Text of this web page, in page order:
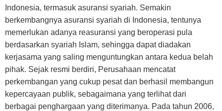
Indonesia, termasuk asuransi syariah. Semakin
berkembangnya asuransi syariah di Indonesia, tentunya
memerlukan adanya reasuransi yang beroperasi pula
berdasarkan syariah Islam, sehingga dapat diadakan
kerjasama yang saling menguntungkan antara kedua belah
pihak. Sejak resmi berdiri, Perusahaan mencatat
perkembangan yang cukup pesat dan berhasil membangun
kepercayaan publik, sebagaimana yang terlihat dari
berbagai penghargaan yang diterimanya. Pada tahun 2006,